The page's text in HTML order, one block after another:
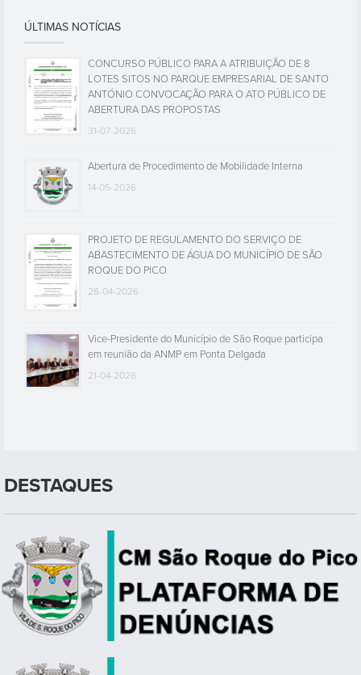
ÚLTIMAS NOTÍCIAS
CONCURSO PÚBLICO PARA A ATRIBUIÇÃO DE 8
LOTES SITOS NO PARQUE EMPRESARIAL DE SANTO
ANTÓNIO CONVOCAÇÃO PARA O ATO PÚBLICO DE
ABERTURA DAS PROPOSTAS
31-07-2026
Abertura de Procedimento de Mobilidade Interna
14-05-2026
PROJETO DE REGULAMENTO DO SERVIÇO DE
ABASTECIMENTO DE ÁGUA DO MUNICÍPIO DE SÃO
ROQUE DO PICO
28-04-2026
Vice-Presidente do Município de São Roque participa
em reunião da ANMP em Ponta Delgada
21-04-2026
DESTAQUES